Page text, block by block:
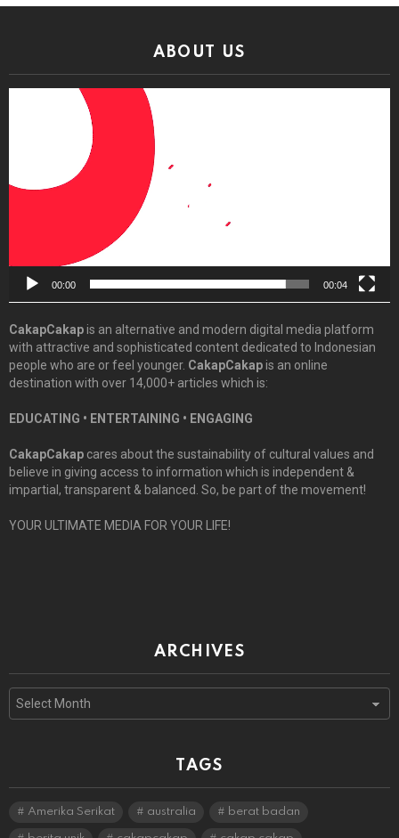
ABOUT US
00:00 00:04
CakapCakapis an alternative and modern digital media platform
with attractive and sophisticated content dedicated to Indonesian
people who are or feel younger. CakapCakapis an online
destination with over 14,000+ articles which is:
EDUCATING • ENTERTAINING • ENGAGING
CakapCakap cares about the sustainability of cultural values and
believe in giving access to information which is independent &
impartial, transparent & balanced. So, be part of the movement!
YOUR ULTIMATE MEDIA FOR YOUR LIFE!
ARCHIVES
TAGS
Amerika Serikat australia berat badan